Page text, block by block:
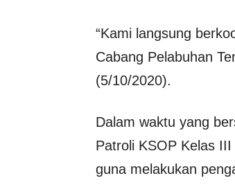
“Kami langsung
Cabang Pelabuhan
(5/10/2020).
Dalam waktu yang
Patroli KSOP Kelas
guna melakukan